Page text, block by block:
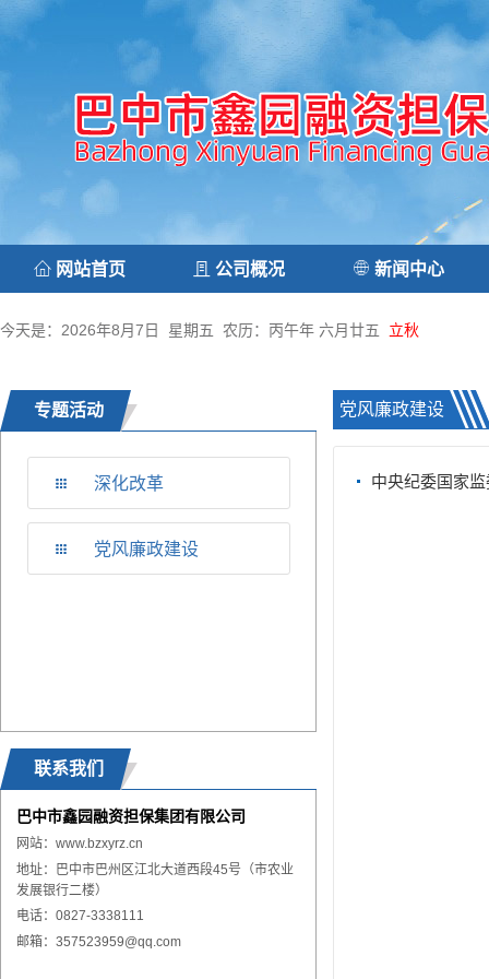
网站首页 公司概况 新闻中心
今天是：2026年8月7日 星期五 农历：丙午年 六月廿五 立秋
专题活动
深化改革
党风廉政建设
联系我们
巴中市鑫园融资担保集团有限公司
网站： www.bzxyrz.cn
地址：巴中市巴州区江北大道西段45号（市农业
发展银行二楼）
电话：0827-3338111
邮箱：357523959@qq.com
党风廉政建设
中央纪委国家